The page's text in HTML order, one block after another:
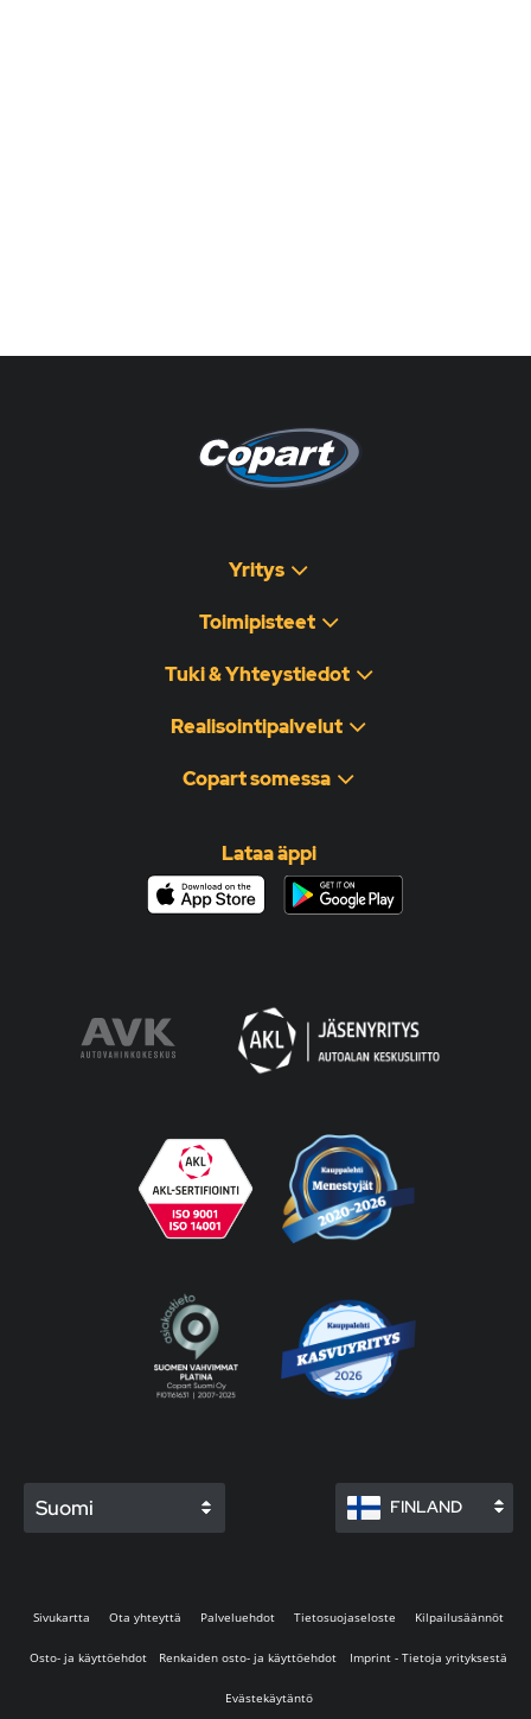
Yritys
Toimipisteet
Tuki & Yhteystiedot
Realisointipalvelut
Copart somessa
Lataa äppi
Suomi FINLAND
Sivukartta Ota yhteyttä Palveluehdot Tietosuojaseloste Kilpailusäännöt
Osto- ja käyttöehdot Renkaiden osto- ja käyttöehdot Imprint - Tietoja yrityksestä
Evästekäytäntö